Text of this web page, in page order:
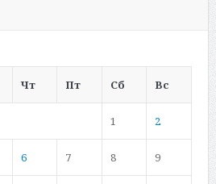
Чт Пт Сб Вс
1 2
6 7 8 9